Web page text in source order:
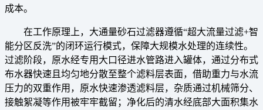
成本。
在工作原理上，大通量砂石过滤器遵循“超大流量过滤+智
能分区反洗”的闭环运行模式，保障大规模水处理的连续性。
过滤阶段，原水经专用大口径进水管路进入罐体，通过分布式
布水器快速且均匀地分散至整个滤料层表面，借助重力与水流
压力的双重作用，原水快速渗透滤料层，杂质通过机械筛分、
接触絮凝等作用被牢牢截留；净化后的清水经底部大面积集水